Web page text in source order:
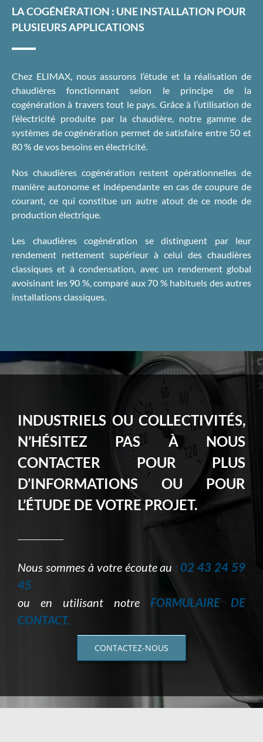
LA COGÉNÉRATION : UNE INSTALLATION POUR
PLUSIEURS APPLICATIONS
Chez ELIMAX, nous assurons l’étude et la réalisation de
chaudières fonctionnant selon le principe de la
cogénération à travers tout le pays. Grâce à l’utilisation de
l’électricité produite par la chaudière, notre gamme de
systèmes de cogénération permet de satisfaire entre 50 et
80 % de vos besoins en électricité.
Nos chaudières cogénération restent opérationnelles de
manière autonome et indépendante en cas de coupure de
courant, ce qui constitue un autre atout de ce mode de
production électrique.
Les chaudières cogénération se distinguent par leur
rendement nettement supérieur à celui des chaudières
classiques et à condensation, avec un rendement global
avoisinant les 90 %, comparé aux 70 % habituels des autres
installations classiques.
INDUSTRIELS OU COLLECTIVITÉS,
N’HÉSITEZ PAS À NOUS
CONTACTER POUR PLUS
D’INFORMATIONS OU POUR
L’ÉTUDE DE VOTRE PROJET.
Nous sommes à votre écoute au:02 43 24 59
45
ou en utilisant notre FORMULAIRE DE
CONTACT.
CONTACTEZ-NOUS